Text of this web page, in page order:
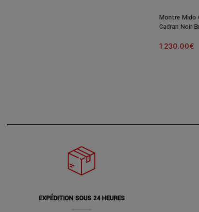
Montre Mido
Cadran Noir
1 230.00€
EXPÉDITION SOUS 24 HEURES